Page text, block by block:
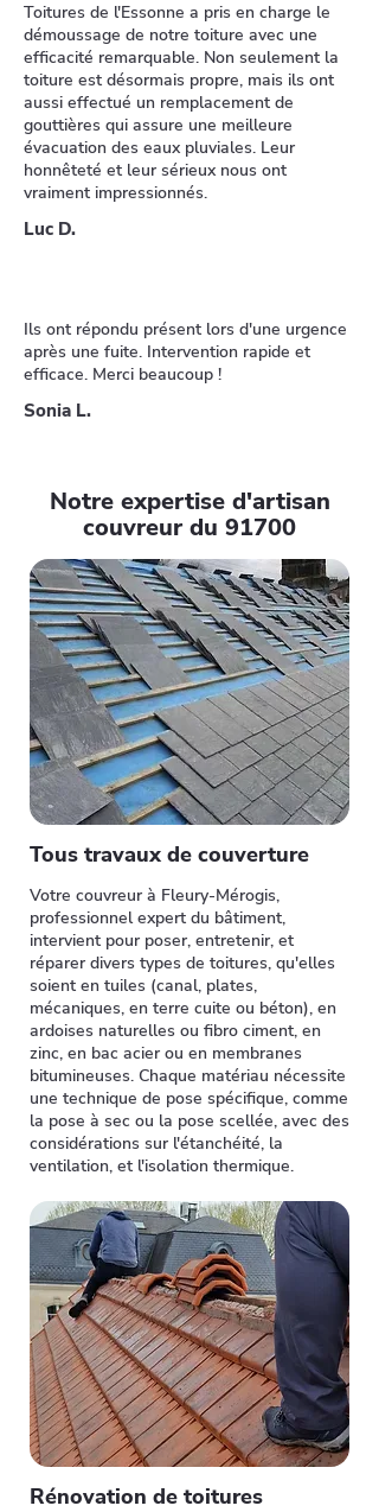
Toitures de l'Essonne a pris en charge le
démoussage de notre toiture avec une
efficacité remarquable. Non seulement la
toiture est désormais propre, mais ils ont
aussi effectué un remplacement de
gouttières qui assure une meilleure
évacuation des eaux pluviales. Leur
honnêteté et leur sérieux nous ont
vraiment impressionnés.
Luc D.
Ils ont répondu présent lors d'une urgence
après une fuite. Intervention rapide et
efficace. Merci beaucoup !
Sonia L.
Notre expertise d'artisan
couvreur du 91700
Tous travaux de couverture
Votre couvreur à Fleury-Mérogis,
professionnel expert du bâtiment,
intervient pour poser, entretenir, et
réparer divers types de toitures, qu'elles
soient en tuiles (canal, plates,
mécaniques, en terre cuite ou béton), en
ardoises naturelles ou fibro ciment, en
zinc, en bac acier ou en membranes
bitumineuses. Chaque matériau nécessite
une technique de pose spécifique, comme
la pose à sec ou la pose scellée, avec des
considérations sur l'étanchéité, la
ventilation, et l'isolation thermique.
Rénovation de toitures